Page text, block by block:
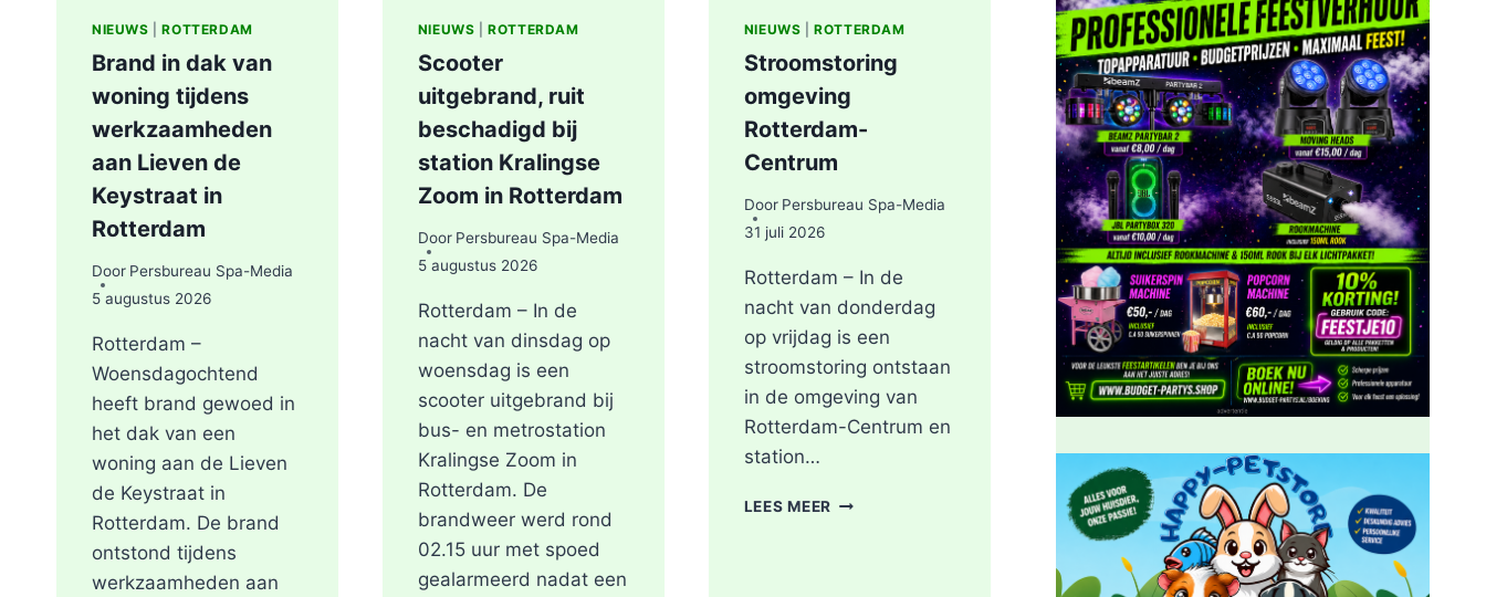
NIEUWS |ROTTERDAM
Brand in dak van
woning tijdens
werkzaamheden
aan Lieven de
Keystraat in
Rotterdam
Door Persbureau Spa-Media
5 augustus 2026
Rotterdam –
Woensdagochtend
heeft brand gewoed in
het dak van een
woning aan de Lieven
de Keystraat in
Rotterdam. De brand
ontstond tijdens
werkzaamheden aan
NIEUWS |ROTTERDAM
Scooter
uitgebrand, ruit
beschadigd bij
station Kralingse
Zoom in Rotterdam
Door Persbureau Spa-Media
5 augustus 2026
Rotterdam – In de
nacht van dinsdag op
woensdag is een
scooter uitgebrand bij
bus- en metrostation
Kralingse Zoom in
Rotterdam. De
brandweer werd rond
02.15 uur met spoed
gealarmeerd nadat een
NIEUWS |ROTTERDAM
Stroomstoring
omgeving
Rotterdam-
Centrum
Door Persbureau Spa-Media
31 juli 2026
Rotterdam – In de
nacht van donderdag
op vrijdag is een
stroomstoring ontstaan
in de omgeving van
Rotterdam-Centrum en
station…
LEES MEERSTROOMSTORING